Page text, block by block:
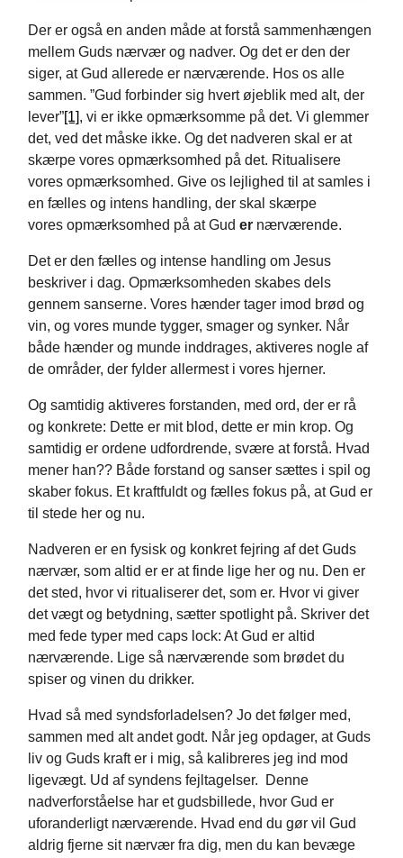
Der er også en anden måde at forstå sammenhængen
mellem Guds nærvær og nadver. Og det er den der
siger, at Gud allerede er nærværende. Hos os alle
sammen. ”Gud forbinder sig hvert øjeblik med alt, der
lever”[1], vi er ikke opmærksomme på det. Vi glemmer
det, ved det måske ikke. Og det nadveren skal er at
skærpe vores opmærksomhed på det. Ritualisere
vores opmærksomhed. Give os lejlighed til at samles i
en fælles og intens handling, der skal skærpe
vores opmærksomhed på at Gud er nærværende.
Det er den fælles og intense handling om Jesus
beskriver i dag. Opmærksomheden skabes dels
gennem sanserne. Vores hænder tager imod brød og
vin, og vores munde tygger, smager og synker. Når
både hænder og munde inddrages, aktiveres nogle af
de områder, der fylder allermest i vores hjerner.
Og samtidig aktiveres forstanden, med ord, der er rå
og konkrete: Dette er mit blod, dette er min krop. Og
samtidig er ordene udfordrende, svære at forstå. Hvad
mener han?? Både forstand og sanser sættes i spil og
skaber fokus. Et kraftfuldt og fælles fokus på, at Gud er
til stede her og nu.
Nadveren er en fysisk og konkret fejring af det Guds
nærvær, som altid er er at finde lige her og nu. Den er
det sted, hvor vi ritualiserer det, som er. Hvor vi giver
det vægt og betydning, sætter spotlight på. Skriver det
med fede typer med caps lock: At Gud er altid
nærværende. Lige så nærværende som brødet du
spiser og vinen du drikker.
Hvad så med syndsforladelsen? Jo det følger med,
sammen med alt andet godt. Når jeg opdager, at Guds
liv og Guds kraft er i mig, så kalibreres jeg ind mod
ligevægt. Ud af syndens fejltagelser. Denne
nadverforståelse har et gudsbillede, hvor Gud er
uforanderligt nærværende. Hvad end du gør vil Gud
aldrig fjerne sit nærvær fra dig, men du kan bevæge